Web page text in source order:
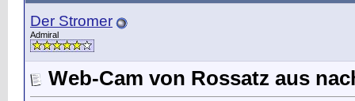
Der Stromer
Admiral
Web-Cam von Rossatz aus